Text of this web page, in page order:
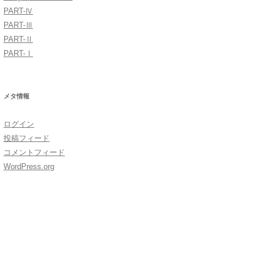
PART-Ⅳ
PART-Ⅲ
PART-Ⅱ
PART-Ⅰ
メタ情報
ログイン
投稿フィード
コメントフィード
WordPress.org